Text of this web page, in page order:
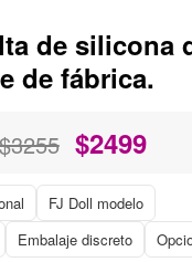
de silicona
de fábrica.
$2499
FJ Doll modelo
Embalaje discreto